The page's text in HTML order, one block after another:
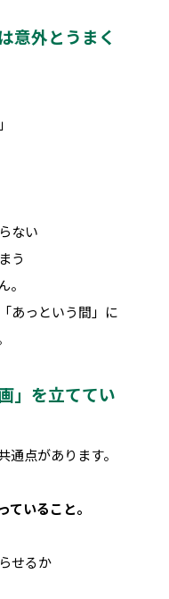
意外とうまく
ない
う
。
あっという間」に
」を立ててい
通点があります。
ていること。
せるか